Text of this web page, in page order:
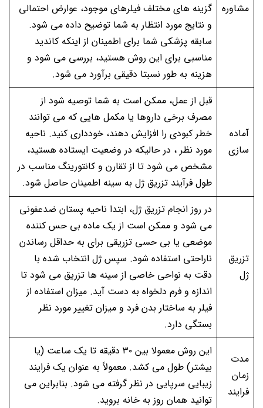
مشاوره
گزینه های مختلف فیلرهای موجود، عوارض احتمالی
و نتایج مورد انتظار به شما توضیح داده می شود.
سابقه پزشکی شما برای اطمینان از اینکه کاندید
مناسبی برای این روش هستید، بررسی می شود و
هزینه به طور نسبتا دقیقی برآورد می شود.
آماده
سازی
قبل از عمل، ممکن است به شما توصیه شود از
مصرف برخی داروها یا مکمل هایی که می توانند
خطر کبودی را افزایش دهند، خودداری کنید. ناحیه
مورد نظر ، در حالیکه در وضعیت ایستاده هستید،
مشخص می شود تا از تقارن و کانتورینگ مناسب در
طول فرآیند تزریق ژل به سینه اطمینان حاصل شود.
تزریق
ژل
در روز انجام تزریق ژل، ابتدا ناحیه پستان ضدعفونی
می شود و ممکن است از یک ماده بی حس کننده
موضعی یا بی حسی تزریقی برای به حداقل رساندن
ناراحتی استفاده شود. سپس ژل انتخاب شده با
دقت به نواحی خاصی از سینه ها تزریق می شود تا
اندازه و فرم دلخواه به دست آید. میزان استفاده از
فیلر به ساختار بدن فرد و میزان تغییر مورد نظر
بستگی دارد.
مدت
زمان
فرایند
این روش معمولا بین ۳۰ دقیقه تا یک ساعت (یا
بیشتر) طول می کشد. معمولاً به عنوان یک فرایند
زیبایی سرپایی در نظر گرفته می شود. بنابراین می
توانید همان روز به خانه بروید.